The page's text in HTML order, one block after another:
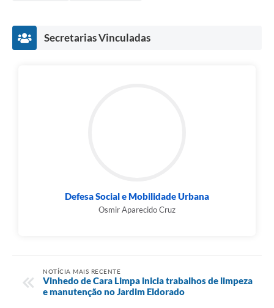
Secretarias Vinculadas
Defesa Social e Mobilidade Urbana
Osmir Aparecido Cruz
NOTÍCIA MAIS RECENTE
Vinhedo de Cara Limpa inicia trabalhos de limpeza
e manutenção no Jardim Eldorado